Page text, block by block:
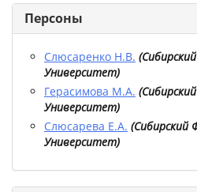
Персоны
Слюсаренко Н.В. (
Университет)
Герасимова М.А. (
Университет)
Слюсарева Е.А. (Сибирский
Университет)